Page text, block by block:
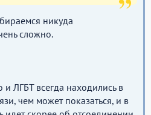
никуда
сложно.
ЛГБТ всегда находились в
чем может показаться, и в